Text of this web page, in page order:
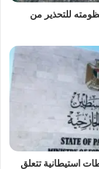
للتحذير من
استيطانية تتعلق